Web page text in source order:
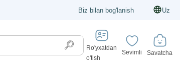
Biz bilan bog'lanish Uz
Ro'yxatdan
o'tish
Sevimli Savatcha